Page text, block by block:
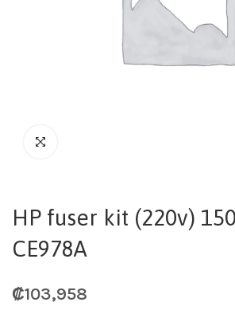
HP fuser kit (220v)
CE978A
₡103,958